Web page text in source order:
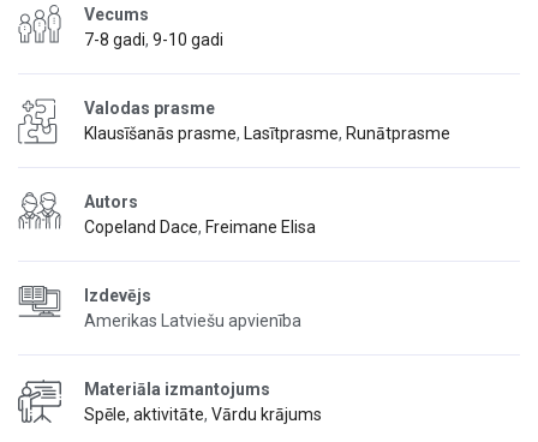
Vecums
7-8 gadi, 9-10 gadi
Valodas prasme
Klausīšanās prasme, Lasītprasme, Runātprasme
Autors
Copeland Dace, Freimane Elisa
Izdevējs
Amerikas Latviešu apvienība
Materiāla izmantojums
Spēle, aktivitāte, Vārdu krājums